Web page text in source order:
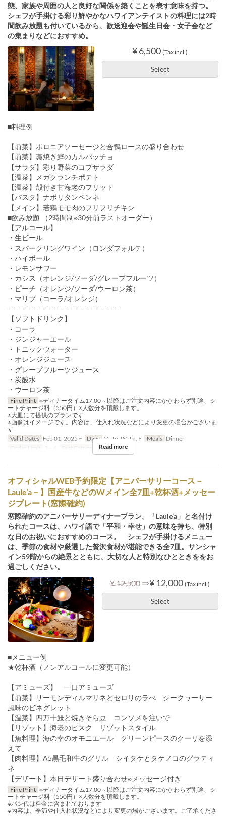
態、家族や周囲の人と良好な関係を築くことを表す意味を持つ。
シェフが手掛ける彩り鮮やかなハワイアンテイストの料理には2時
間飲み放題も付いているから、歓送迎会や誕生日会・女子会など
の集まりなどにおすすめ。
¥ 6,500 (Tax incl.)
Select
■料理例
【前菜】ボロニアソーセージと合鴨ロースの盛り合わせ
【前菜】藁焼き鰹のカルパッチョ
【サラダ】彩り野菜のコブサラダ
【温菜】メガクランチポテト
【温菜】殻付き甘海老のフリット
【パスタ】ナポリタンペンネ
【メイン】若鶏モモ肉のフリフリチキン
■飲み放題 （2時間制※30分前ラストオーダー）
【アルコール】
・生ビール
・スパークリングワイン（ロンダフォルテ）
・ハイボール
・レモンサワー
・カシス（オレンジ/ソーダ/グレープフルーツ）
・ピーチ（オレンジ/ソーダ/ウーロン茶）
・マリブ（コーラ/オレンジ）
---------------------------------------------
【ソフトドリンク】
・コーラ
・ジンジャーエール
・トニックウォーター
・オレンジジュース
・グレープフルーツジュース
・炭酸水
・ウーロン茶
Fine Print ※ディナータイム17:00～以降はご注文内容にかかわらず別途、シ
ートチャージ料（550円）×人数分を頂戴します。
※大皿にて提供のプランです
※画像はイメージです。内容は、仕入れ状況などにより変更の場合がございま
す
Valid Dates Feb 01, 2025 ~ Days M, Tu, W, Th, F Meals Dinner
Order Limit
2 ~ 6 Seat Category Table Seat
Read more
オフィシャルWEB予約限定【アニバーサリーコース－
Laule’a－】国産牛などのWメイン全7皿+乾杯酒+メッセー
ジプレート(窓際確約)
窓際確約のアニバーサリーディナープラン。「Laule’a」と名付け
られたコースは、ハワイ語で「平和・幸せ」の意味を持ち、特別
な日のお祝いにおすすめのコース。 シェフが手掛けるメニュー
は、季節の食材や厳選した贅沢食材が堪能できる全7皿。サンシャ
イン59階からの絶景とともに、大切な人と特別なひとときををお
過ごしください。
¥ 12,500 ⇒¥ 12,000 (Tax incl.)
Select
■メニュー例
★乾杯酒（ノンアルコールに変更可能）
【アミューズ】 一口アミューズ
【前菜】サーモンディルマリネとセロリのラぺ シークヮーサー
風味のビネグレット
【温菜】四万十鰻と焼きそら豆 コンソメを注いで
【リゾット】海老のビスク リゾットスタイル
【魚料理】海の幸のオモニエール グリーンピースのクーリを添
えて
【肉料理】A5黒毛和牛のグリル シイタケとタケノコのグラティ
ネ
【デザート】本日デザート盛り合わせ※メッセージ付き
Fine Print ※ディナータイム17:00～以降はご注文内容にかかわらず別途、シ
ートチャージ料（550円）×人数分を頂戴します。
※パン代は料金に含まれております
※内容は、季節や仕入れ状況などにより変更の場がございます。ご了承くださ